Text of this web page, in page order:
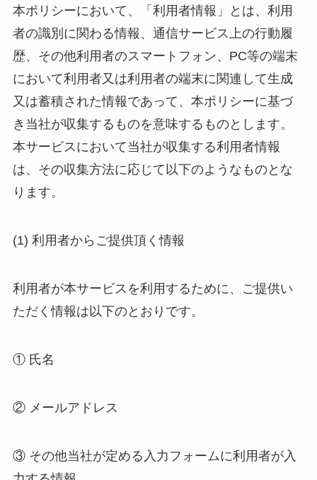
本ポリシーにおいて、「利用者情報」とは、利用
者の識別に関わる情報、通信サービス上の行動履
歴、その他利用者のスマートフォン、PC等の端末
において利用者又は利用者の端末に関連して生成
又は蓄積された情報であって、本ポリシーに基づ
き当社が収集するものを意味するものとします。
本サービスにおいて当社が収集する利用者情報
は、その収集方法に応じて以下のようなものとな
ります。
(1) 利用者からご提供頂く情報
利用者が本サービスを利用するために、ご提供い
ただく情報は以下のとおりです。
① 氏名
② メールアドレス
③ その他当社が定める入力フォームに利用者が入